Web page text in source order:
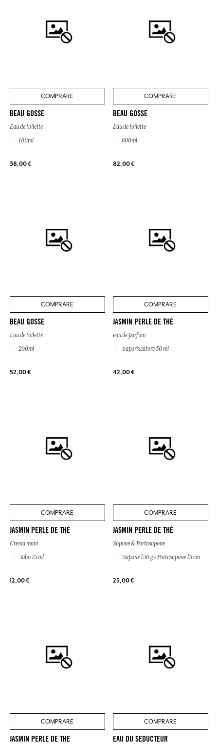
COMPRARE
BEAU GOSSE
Eau de toilette
100ml
38,00 €
COMPRARE
BEAU GOSSE
Eau de toilette
600ml
82,00 €
COMPRARE
BEAU GOSSE
Eau de toilette
200ml
52,00 €
COMPRARE
JASMIN PERLE DE THÉ
eau de parfum
vaporizzatore 50 ml
42,00 €
COMPRARE
JASMIN PERLE DE THÉ
Crema mani
Tubo 75 ml
12,00 €
COMPRARE
JASMIN PERLE DE THÉ
Sapone & Portasapone
Sapone 150 g - Portasapone 13 cm
25,00 €
COMPRARE
JASMIN PERLE DE THÉ
COMPRARE
EAU DU SÉDUCTEUR